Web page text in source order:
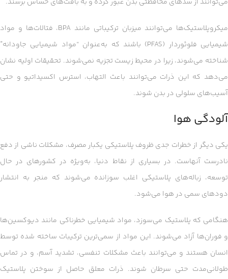
میکروپلاستیک‌ها می‌توانند میزبان ترکیباتی مانند BPA، فتالات‌ها و مواد
شیمیایی فلوئوردار (PFAS) باشند که به‌عنوان “مواد شیمیایی جاودانه”
شناخته می‌شوند، زیرا در محیط زیست تجزیه نمی‌شوند. تحقیقات اولیه نشان
می‌دهد که این ذرات می‌توانند باعث التهاب، استرس اکسیداتیو و حتی
آسیب‌های سلولی در بدن شوند.
آلودگی هوا
یکی دیگر از خطرات جدی ظروف پلاستیکی یکبار مصرف، مشکلات ناشی از دفع
نادرست آنهاست. در بسیاری از نقاط دنیا، به‌ویژه در کشورهای در حال
توسعه، زباله‌های پلاستیکی اغلب سوزانده می‌شوند که منجر به انتشار
دودهای سمی در هوا می‌شود.
هنگامی که پلاستیک می‌سوزد، مواد شیمیایی خطرناکی مانند دیوکسین‌ها
و فوران‌ها آزاد می‌شوند. این مواد از سمی‌ترین ترکیبات ساخته شده توسط
انسان هستند و می‌توانند باعث مشکلات تنفسی، تشدید آسم، و در تماس
طولانی‌مدت حتی سرطان شوند. ذرات معلق حاصل از سوختن پلاستیک